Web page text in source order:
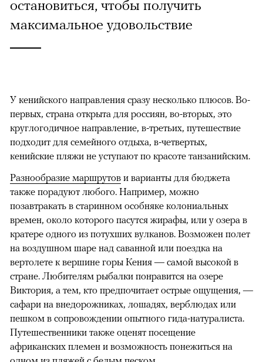
остановиться, чтобы получить
максимальное удовольствие
У кенийского направления сразу несколько плюсов. Во-
первых, страна открыта для россиян, во-вторых, это
круглогодичное направление, в-третьих, путешествие
подходит для семейного отдыха, в-четвертых,
кенийские пляжи не уступают по красоте танзанийским.
Разнообразие маршрутов и варианты для бюджета
также порадуют любого. Например, можно
позавтракать в старинном особняке колониальных
времен, около которого пасутся жирафы, или у озера в
кратере одного из потухших вулканов. Возможен полет
на воздушном шаре над саванной или поездка на
вертолете к вершине горы Кения — самой высокой в
стране. Любителям рыбалки понравится на озере
Виктория, а тем, кто предпочитает острые ощущения, —
сафари на внедорожниках, лошадях, верблюдах или
пешком в сопровождении опытного гида-натуралиста.
Путешественники также оценят посещение
африканских племен и возможность понежиться на